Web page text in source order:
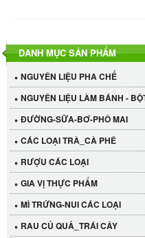
DANH MỤC SẢN PHẨM
NGUYÊN LIỆU PHA CHẾ
NGUYÊN LIỆU LÀM BÁNH -
ĐƯỜNG-SỮA-BƠ-PHÔ MAI
CÁC LOẠI TRÀ_CÀ PHÊ
RƯỢU CÁC LOẠI
GIA VỊ THỰC PHẨM
MÌ TRỨNG-NUI CÁC LOẠI
RAU CỦ QUẢ_TRÁI CÂY